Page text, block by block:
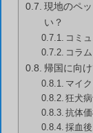
現地のペ
い？
コミ
コラ
帰国に向
マイ
狂犬
抗体
採血